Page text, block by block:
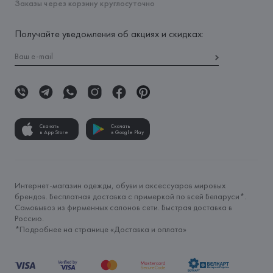
Заказы через корзину круглосуточно
Получайте уведомления об акциях и скидках:
Скачать
в App Store
Скачать
в Google Play
Интернет-магазин одежды, обуви и аксессуаров мировых
брендов. Бесплатная доставка с примеркой по всей Беларуси*.
Самовывоз из фирменных салонов сети. Быстрая доставка в
Россию.
*Подробнее на странице «Доставка и оплата»